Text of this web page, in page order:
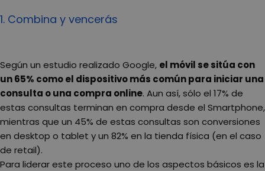
1. Combina y vencerás
Según un estudio realizado Google, el móvil se sitúa con
un 65% como el dispositivo más común para iniciar una
consulta o una compra online. Aun así, sólo el 17% de
estas consultas terminan en compra desde el Smartphone,
mientras que un 45% de estas consultas son conversiones
en desktop o tablet y un 82% en la tienda física (en el caso
de retail).
Para liderar este proceso uno de los aspectos básicos es la